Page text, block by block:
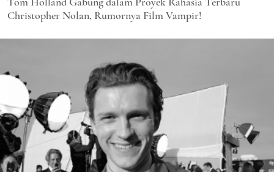
Christopher Nolan, Rumornya Film Vampir!